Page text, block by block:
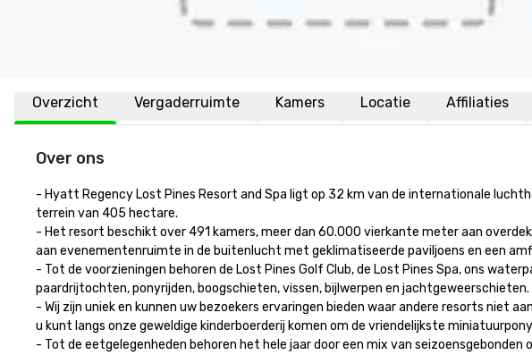
Overzicht Vergaderruimte Kamers Locatie Affiliaties
Over ons
- Hyatt Regency Lost Pines Resort and Spa ligt op 32 km van de internationale
terrein van 405 hectare.
- Het resort beschikt over 491 kamers, meer dan 60.000 vierkante meter aan
aan evenementenruimte in de buitenlucht met geklimatiseerde paviljoens en een
- Tot de voorzieningen behoren de Lost Pines Golf Club, de Lost Pines Spa, ons
paardrijtochten, ponyrijden, boogschieten, vissen, bijlwerpen en jachtgeweerschieten.
- Wij zijn uniek en kunnen uw bezoekers ervaringen bieden waar andere resorts niet
u kunt langs onze geweldige kinderboerderij komen om de vriendelijkste
- Tot de eetgelegenheden behoren het hele jaar door een mix van